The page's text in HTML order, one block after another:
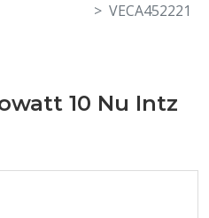
VECA452221
10 Nu Intz